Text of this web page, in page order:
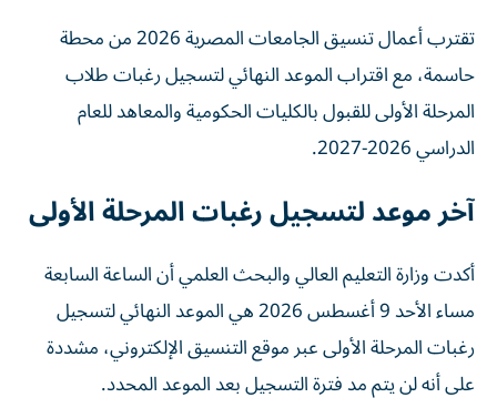
حاسمة، مع اقتراب الموعد النهائي لتسجيل رغبات طلاب
المرحلة الأولى للقبول بالكليات الحكومية والمعاهد للعام
الدراسي 2026-2027.
آخر موعد لتسجيل رغبات المرحلة الأولى
أكدت وزارة التعليم العالي والبحث العلمي أن الساعة السابعة
مساء الأحد 9 أغسطس 2026 هي الموعد النهائي لتسجيل
رغبات المرحلة الأولى عبر موقع التنسيق الإلكتروني، مشددة
على أنه لن يتم مد فترة التسجيل بعد الموعد المحدد.